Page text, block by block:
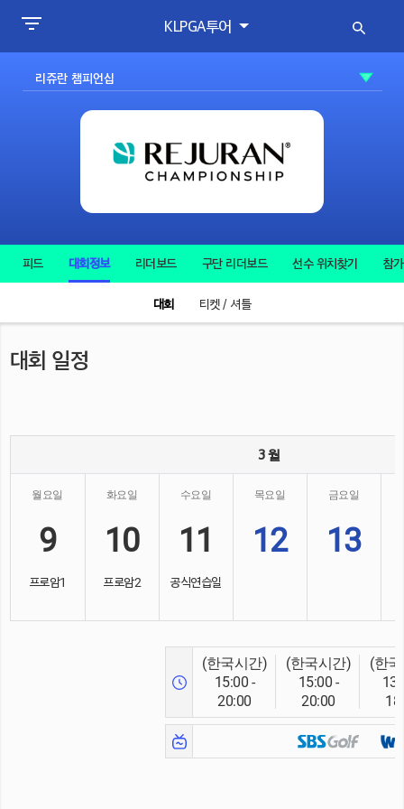
KLPGA투어
피드 대회정보 리더보드 구단 리더보드 선수 위치찾기 참
대회 티켓 / 셔틀
대회 일정
3 월
월요일
9
프로암1
화요일
10
프로암2
수요일
11
공식연습일
목요일
12
금요일
13
(한국시간)
15:00 -
20:00
(한국시간)
15:00 -
20:00
(한